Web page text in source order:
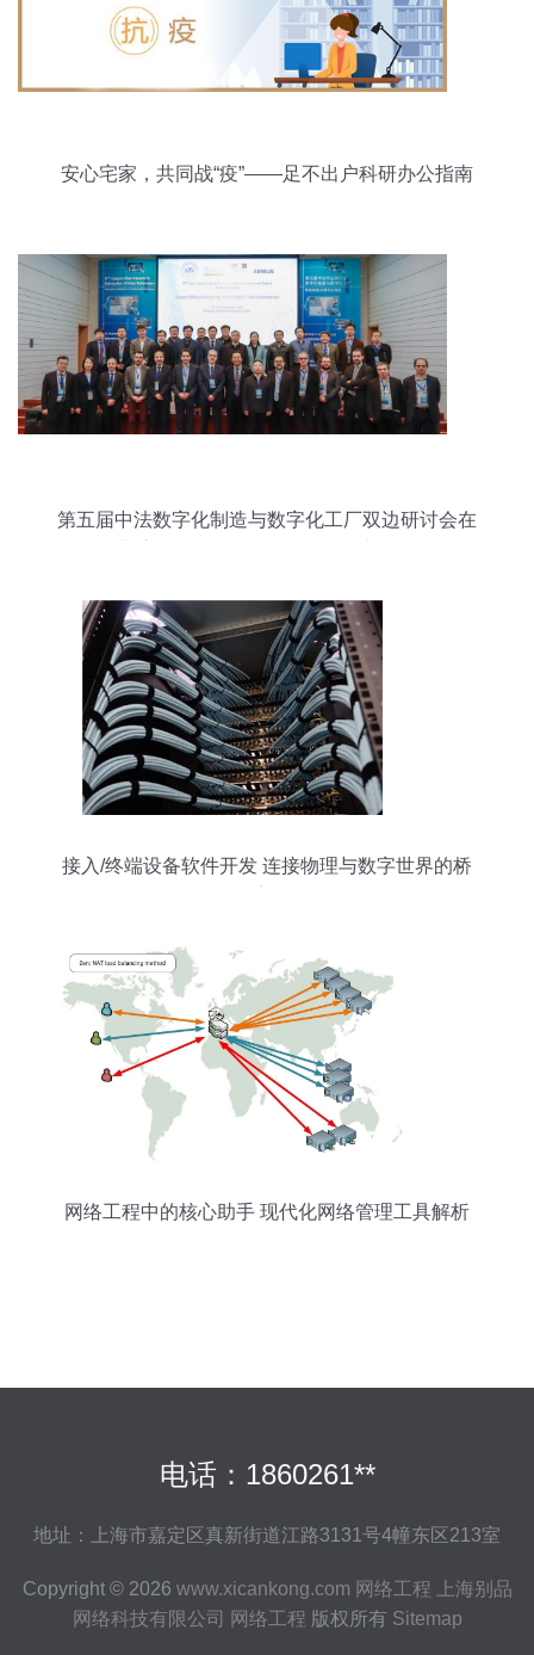
安心宅家，共同战“疫”——足不出户科研办公指南
第五届中法数字化制造与数字化工厂双边研讨会在
接入/终端设备软件开发 连接物理与数字世界的桥
网络工程中的核心助手 现代化网络管理工具解析
电话：1860261**
地址：上海市嘉定区真新街道江路3131号4幢东区213室
Copyright © 2026 www.xicankong.com 网络工程
上海别品
网络科技有限公司
网络工程 版权所有 Sitemap